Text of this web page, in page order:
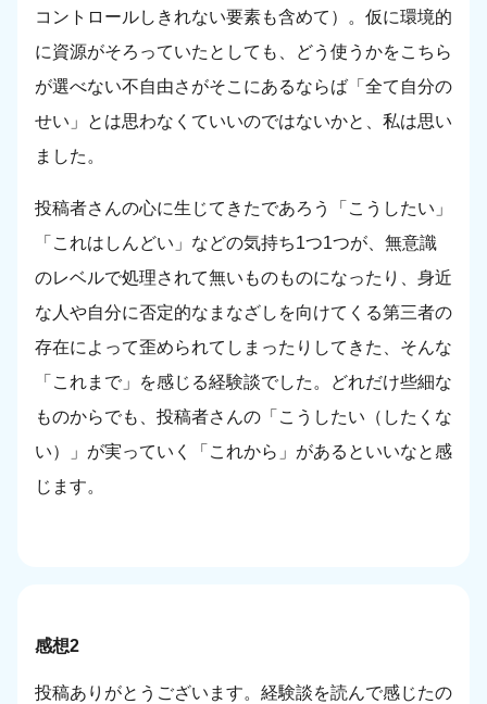
コントロールしきれない要素も含めて）。仮に環境的
に資源がそろっていたとしても、どう使うかをこちら
が選べない不自由さがそこにあるならば「全て自分の
せい」とは思わなくていいのではないかと、私は思い
ました。
投稿者さんの心に生じてきたであろう「こうしたい」
「これはしんどい」などの気持ち1つ1つが、無意識
のレベルで処理されて無いものものになったり、身近
な人や自分に否定的なまなざしを向けてくる第三者の
存在によって歪められてしまったりしてきた、そんな
「これまで」を感じる経験談でした。どれだけ些細な
ものからでも、投稿者さんの「こうしたい（したくな
い）」が実っていく「これから」があるといいなと感
じます。
感想2
投稿ありがとうございます。経験談を読んで感じたの